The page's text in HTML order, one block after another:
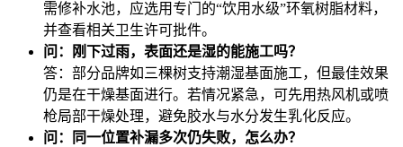
需修补水池，应选用专门的“饮用水级”环氧树脂材料，
并查看相关卫生许可批件。
问：刚下过雨，表面还是湿的能施工吗？
答：部分品牌如三棵树支持潮湿基面施工，但最佳效果
仍是在干燥基面进行。若情况紧急，可先用热风机或喷
枪局部干燥处理，避免胶水与水分发生乳化反应。
问：同一位置补漏多次仍失败，怎么办？